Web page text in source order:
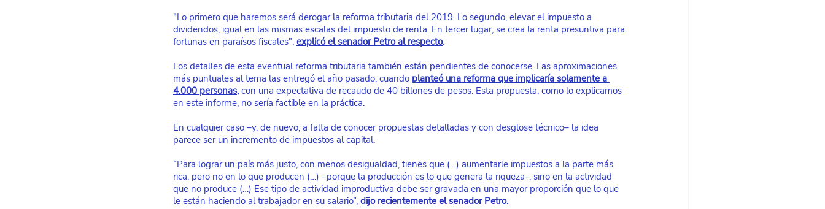
"Lo primero que haremos será derogar la reforma tributaria del 2019. Lo segundo, elevar el impuesto a
dividendos, igual en las mismas escalas del impuesto de renta. En tercer lugar, se crea la renta presuntiva para
fortunas en paraísos fiscales", explicó el senador Petro al respecto.
Los detalles de esta eventual reforma tributaria también están pendientes de conocerse. Las aproximaciones
más puntuales al tema las entregó el año pasado, cuando planteó una reforma que implicaría solamente a
4.000 personas, con una expectativa de recaudo de 40 billones de pesos. Esta propuesta, como lo explicamos
en este informe, no sería factible en la práctica.
En cualquier caso –y, de nuevo, a falta de conocer propuestas detalladas y con desglose técnico– la idea
parece ser un incremento de impuestos al capital.
“Para lograr un país más justo, con menos desigualdad, tienes que (…) aumentarle impuestos a la parte más
rica, pero no en lo que producen (…) –porque la producción es lo que genera la riqueza–, sino en la actividad
que no produce (…) Ese tipo de actividad improductiva debe ser gravada en una mayor proporción que lo que
le están haciendo al trabajador en su salario”, dijo recientemente el senador Petro.